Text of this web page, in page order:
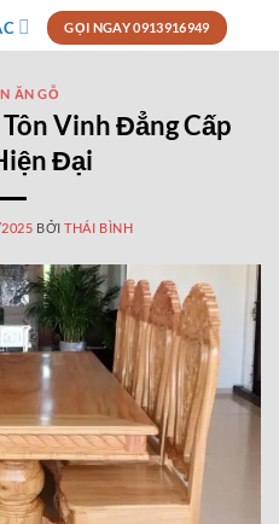
GỌI NGAY 0913916949
ĂN GỖ
Vinh Đẳng Cấp
Đại
BỞITHÁI BÌNH